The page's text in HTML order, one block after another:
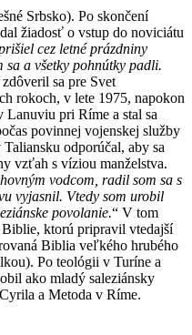
Srbsko). Po skončení
žiadosť o vstup do noviciátu
cez letné prázdniny
a všetky pohnútky padli.
zdôveril sa pre Svet
rokoch, v lete 1975, napokon
Lanuviu pri Ríme a stal sa
povinnej vojenskej služby
odporúčal, aby sa
vzťah s víziou manželstva.
vodcom, radil som sa s
vyjasnil. Vtedy som urobil
povolanie.“ V tom
Biblie, ktorú pripravil vtedajší
Biblia veľkého hrubého
Po teológii v Turíne a
ako mladý saleziánsky
a Metoda v Ríme.